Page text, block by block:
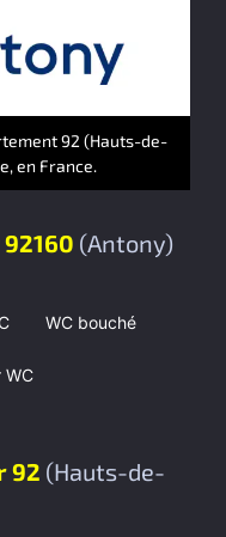
(Antony)
WC bouché
WC
92 (Hauts-de-
92 (Hauts-de-
en France.